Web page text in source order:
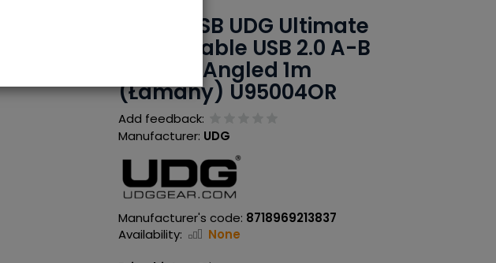
Kabel USB UDG Ultimate
Audio Cable USB 2.0 A-B
Orange Angled 1m
(Łamany) U95004OR
Add feedback:
Manufacturer: UDG
Manufacturer's code: 8718969213837
Availability:
None